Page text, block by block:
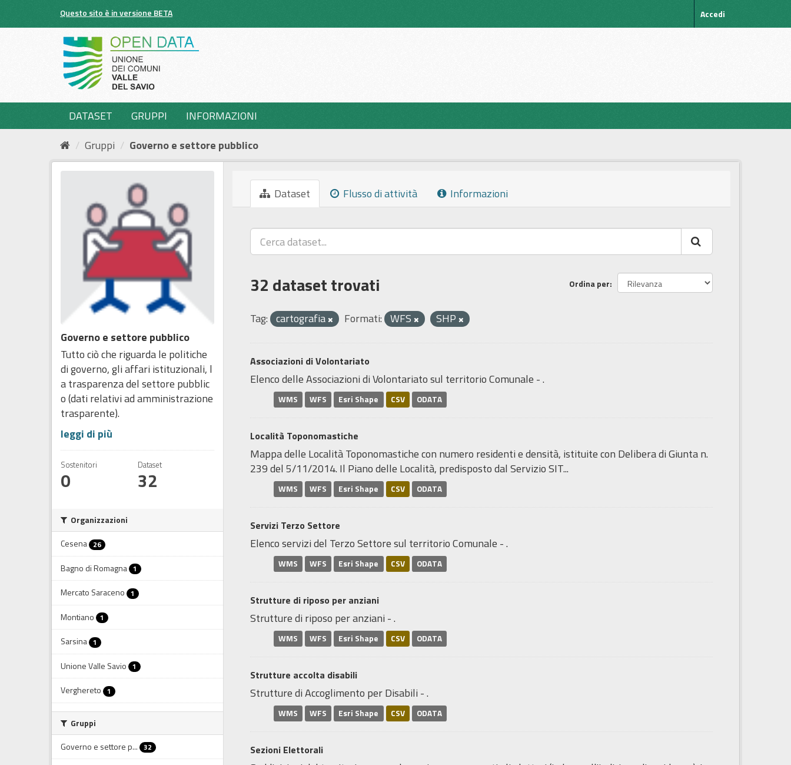
Questo sito è in versione BETA Accedi
DATASET GRUPPI
INFORMAZIONI
Gruppi
Governo e settore pubblico
Governo e settore pubblico
Tutto ciò che riguarda le politiche
di governo, gli affari istituzionali, l
a trasparenza del settore pubblic
o (dati relativi ad amministrazione
trasparente).
leggi di più
Sostenitori
0
Dataset
32
Organizzazioni
Cesena 26
Bagno di Romagna 1
Mercato Saraceno 1
Montiano 1
Sarsina 1
Unione Valle Savio 1
Verghereto 1
Gruppi
Governo e settore p... 32
Dataset Flusso di attività Informazioni
Ordina per
32 dataset trovati
Tag: cartografia Formati: WFS SHP
Associazioni di Volontariato
Elenco delle Associazioni di Volontariato sul territorio Comunale - .
WMS WFS Esri Shape CSV ODATA
Località Toponomastiche
Mappa delle Località Toponomastiche con numero residenti e densità, istituite con Delibera di Giunta n.
239 del 5/11/2014. Il Piano delle Località, predisposto dal Servizio SIT...
WMS WFS Esri Shape CSV ODATA
Servizi Terzo Settore
Elenco servizi del Terzo Settore sul territorio Comunale - .
WMS WFS Esri Shape CSV ODATA
Strutture di riposo per anziani
Strutture di riposo per anziani - .
WMS WFS Esri Shape CSV ODATA
Strutture accolta disabili
Strutture di Accoglimento per Disabili - .
WMS WFS Esri Shape CSV ODATA
Sezioni Elettorali